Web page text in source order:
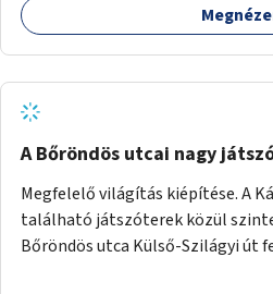
A Bőröndös utcai nagy
Megfelelő világítás kiépítése. A
található játszóterek közül
Bőröndös utca Külső-Szilágyi út